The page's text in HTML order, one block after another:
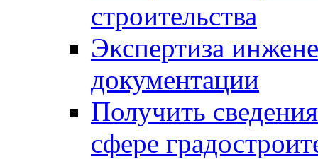
строительства
Экспертиза
документации
Получить
сфере